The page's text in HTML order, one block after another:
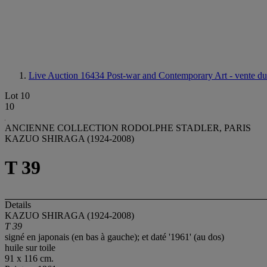
Live Auction 16434 Post-war and Contemporary Art - vente
Lot 10
10
ANCIENNE COLLECTION RODOLPHE STADLER, PARIS
KAZUO SHIRAGA (1924-2008)
T 39
Details
KAZUO SHIRAGA (1924-2008)
T 39
signé en japonais (en bas à gauche); et daté '1961' (au dos)
huile sur toile
91 x 116 cm.